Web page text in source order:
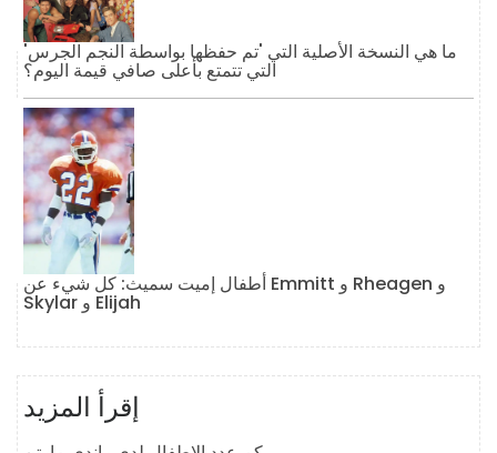
ما هي النسخة الأصلية التي 'تم حفظها بواسطة النجم الجرس'
التي تتمتع بأعلى صافي قيمة اليوم؟
أطفال إميت سميث: كل شيء عن Emmitt و Rheagen و
Skylar و Elijah
إقرأ المزيد